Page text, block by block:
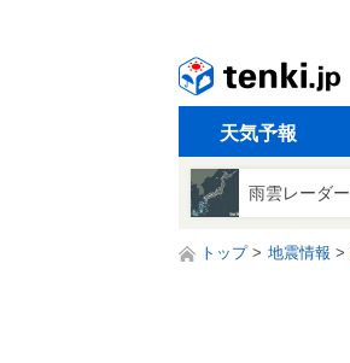
天気予報
雨雲レーダー
トップ 地震情報